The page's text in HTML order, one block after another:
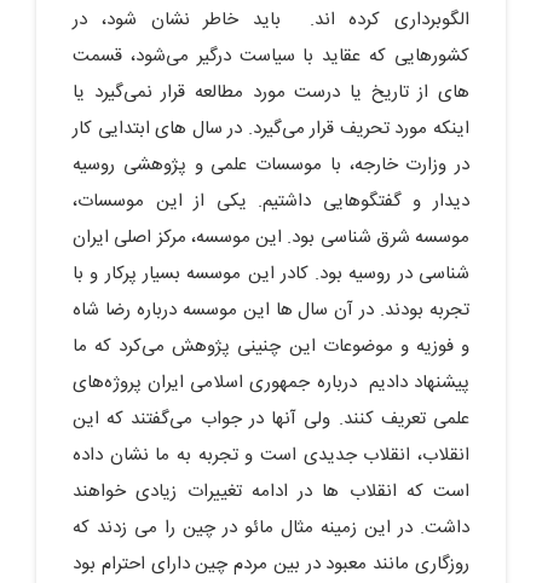
الگوبرداری کرده اند. باید خاطر نشان شود، در
کشورهایی که عقاید با سیاست درگیر می‌شود، قسمت
های از تاریخ یا درست مورد مطالعه قرار نمی‌گیرد یا
اینکه مورد تحریف قرار می‌گیرد. در سال های ابتدایی کار
در وزارت خارجه، با موسسات علمی و پژوهشی روسیه
دیدار و گفتگوهایی داشتیم. یکی از این موسسات،
موسسه شرق شناسی بود. این موسسه، مرکز اصلی ایران
شناسی در روسیه بود. کادر این موسسه بسیار پرکار و با
تجربه بودند. در آن سال ها این موسسه درباره رضا شاه
و فوزیه و موضوعات این چنینی پژوهش می‌کرد که ما
پیشنهاد دادیم درباره جمهوری اسلامی ایران پروژه‌های
علمی تعریف کنند. ولی آنها در جواب می‌گفتند که این
انقلاب، انقلاب جدیدی است و تجربه به ما نشان داده
است که انقلاب ها در ادامه تغییرات زیادی خواهند
داشت. در این زمینه مثال مائو در چین را می زدند که
روزگاری مانند معبود در بین مردم چین دارای احترام بود